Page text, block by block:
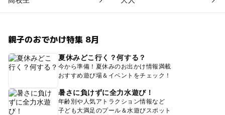
親子のおでかけ特集 8月
夏休みどこ行く？何する？
今から準備！夏休みのお出かけ情報満載
おすすめ遊び場＆イベントをチェック！
暑さに負けずに全力水遊び！
年齢別や人気アトラクション情報など
子ども大満足のプール＆水遊びスポット